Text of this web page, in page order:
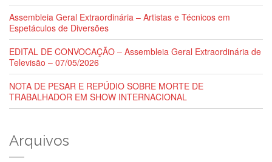
Assembleia Geral Extraordinária – Artistas e Técnicos em
Espetáculos de Diversões
EDITAL DE CONVOCAÇÃO – Assembleia Geral Extraordinária de
Televisão – 07/05/2026
NOTA DE PESAR E REPÚDIO SOBRE MORTE DE
TRABALHADOR EM SHOW INTERNACIONAL
Arquivos